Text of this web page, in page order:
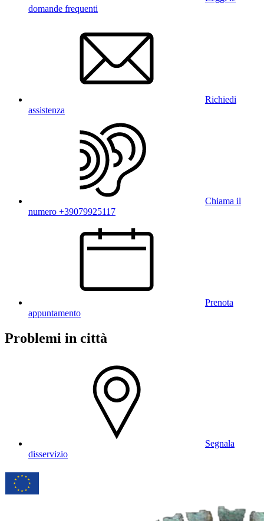
domande frequenti
Richiedi
assistenza
Chiama il
numero +39079925117
Prenota
appuntamento
Problemi in città
Segnala
disservizio